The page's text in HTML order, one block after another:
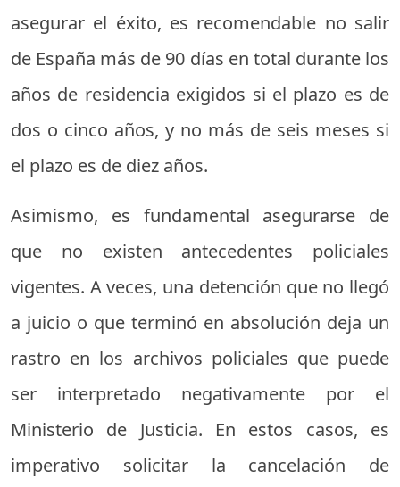
asegurar el éxito, es recomendable no salir
de España más de 90 días en total durante los
años de residencia exigidos si el plazo es de
dos o cinco años, y no más de seis meses si
el plazo es de diez años.
Asimismo, es fundamental asegurarse de
que no existen antecedentes policiales
vigentes. A veces, una detención que no llegó
a juicio o que terminó en absolución deja un
rastro en los archivos policiales que puede
ser interpretado negativamente por el
Ministerio de Justicia. En estos casos, es
imperativo solicitar la cancelación de